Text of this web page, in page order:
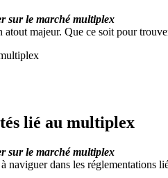
sur le marché multiplex
atout majeur. Que ce soit pour
lié au multiplex
sur le marché multiplex
naviguer dans les réglementations